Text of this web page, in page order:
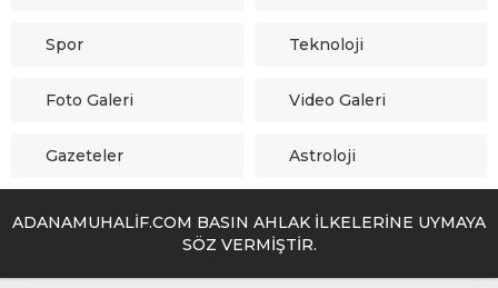
Spor Teknoloji
Foto Galeri Video Galeri
Gazeteler Astroloji
ADANAMUHALİF.COM BASIN AHLAK İLKELERİNE UYMAYA
SÖZ VERMİŞTİR.